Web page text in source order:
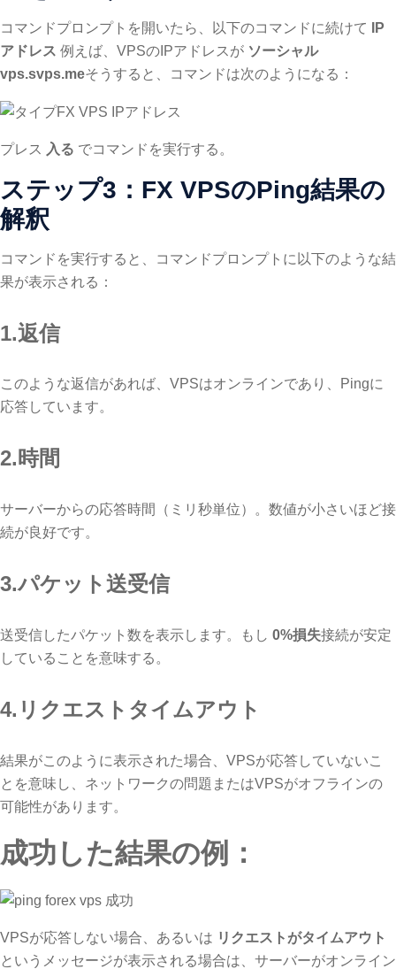
コマンドプロンプトを開いたら、以下のコマンドに続けて
IP
アドレス 例えば、VPSのIPアドレスが ソーシャル
vps.svps.meそうすると、コマンドは次のようになる：
プレス 入る でコマンドを実行する。
ステップ3：FX VPSのPing結果の
解釈
コマンドを実行すると、コマンドプロンプトに以下のような結
果が表示される：
1.返信
このような返信があれば、VPSはオンラインであり、Pingに
応答しています。
2.時間
サーバーからの応答時間（ミリ秒単位）。数値が小さいほど接
続が良好です。
3.パケット送受信
送受信したパケット数を表示します。もし 0%損失接続が安定
していることを意味する。
4.リクエストタイムアウト
結果がこのように表示された場合、VPSが応答していないこ
とを意味し、ネットワークの問題またはVPSがオフラインの
可能性があります。
成功した結果の例：
VPSが応答しない場合、あるいは リクエストがタイムアウト
というメッセージが表示される場合は、サーバーがオンライン